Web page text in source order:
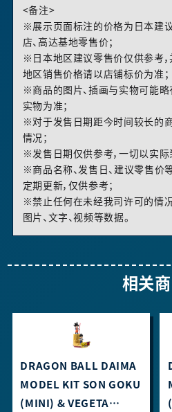
<备注>
※展示页面标注的价格为日本建
店、高达基地零售价；
※日本地区建议零售价仅供参考，
地区销售价格请以店铺标价为准；
※商品的图片、插画与实物可能略
实物为准；
※对于发售日期距今时间较长的商
情况；
※发售日期仅供参考，一切以实际
※商品名称、发售日、建议零售价
定期更新，仅供参考；
※禁止任何在未经我司许可的情况
图片、文字、视频等数据。
相关
DRAGON BALL DAIMA
MODEL KIT SON GOKU
(MINI) & VEGETA